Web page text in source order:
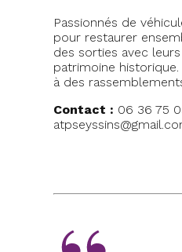
Passionnés de
pour restaurer
des sorties avec
patrimoine
à des
Contact : 06 36 75